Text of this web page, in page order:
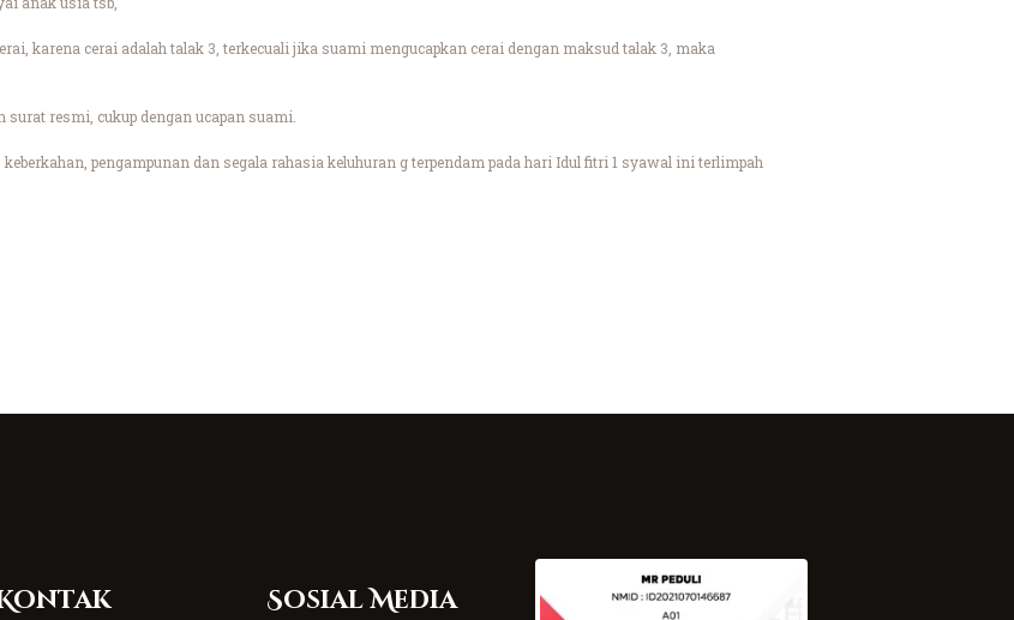
karena cerai adalah talak 3, terkecuali jika suami mengucapkan cerai dengan maksud talak 3, maka
resmi, cukup dengan ucapan suami.
pengampunan dan segala rahasia keluhuran g terpendam pada hari Idul fitri 1 syawal ini terlimpah
Sosial Media